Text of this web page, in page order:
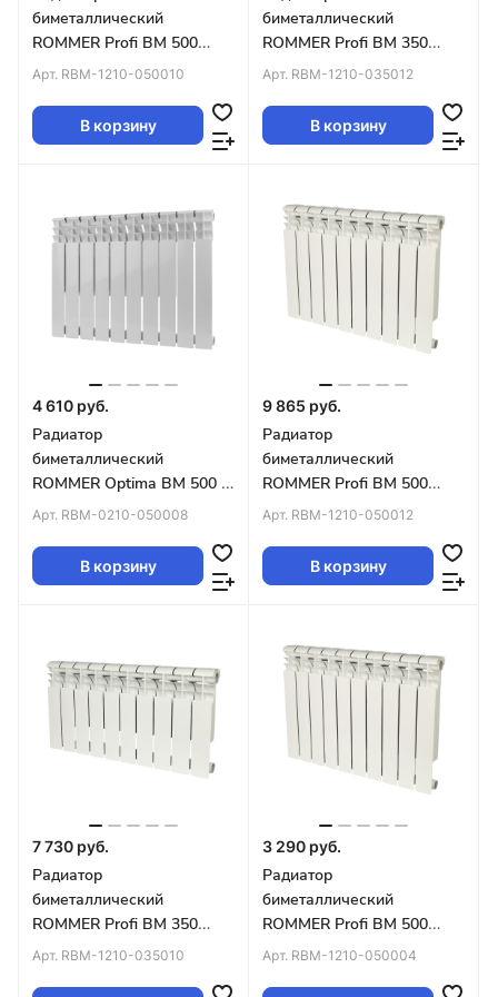
биметаллический
ROMMER Profi BM 500
(BI500-80-80-150) 10
Арт. RBM-1210-050010
В корзину
биметаллический
ROMMER Profi BM 350
(BI350-80-80-130) 12
Арт. RBM-1210-035012
В корзину
4 610 руб.
Радиатор
биметаллический
ROMMER Optima BM 500 8
секций (RAL9016)
Арт. RBM-0210-050008
В корзину
9 865 руб.
Радиатор
биметаллический
ROMMER Profi BM 500
(BI500-80-80-150) 12
Арт. RBM-1210-050012
В корзину
7 730 руб.
Радиатор
биметаллический
ROMMER Profi BM 350
(BI350-80-80-130) 10
Арт. RBM-1210-035010
3 290 руб.
Радиатор
биметаллический
ROMMER Profi BM 500
(BI500-80-80-150) 4
Арт. RBM-1210-050004